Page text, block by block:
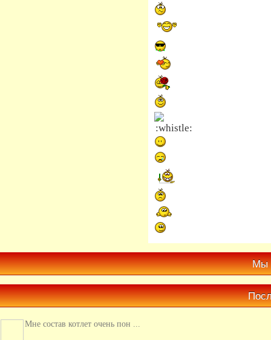
Мы
Мне состав котлет очень пон ...